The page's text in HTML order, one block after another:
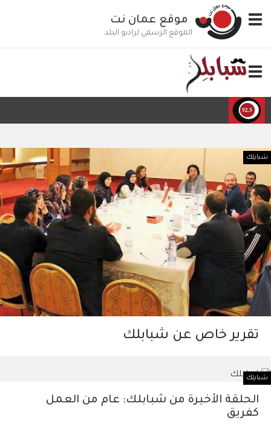
إلى
المحتوى
Toggle
navigation
موقع عمان نت
الموقع الرسمي لراديو البلد
Toggle
شبابلِك
تقرير خاص عن شبابلك
شبابلِك
الحلقة الأخيرة من شبابلك: عام من العمل
كفريق